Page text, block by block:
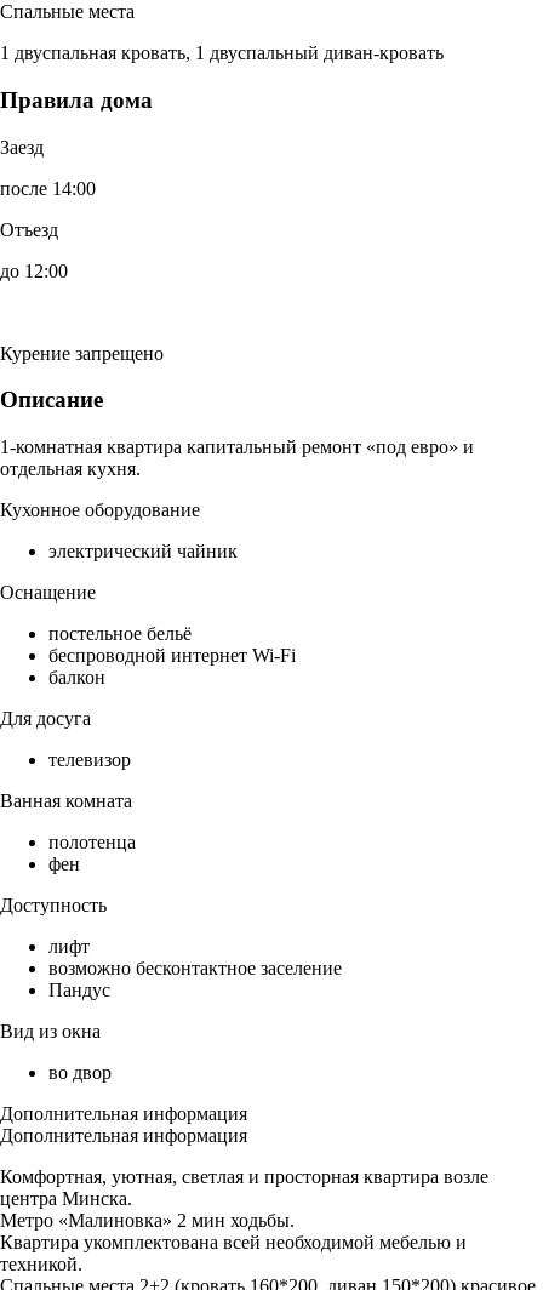
Спальные места
1 двуспальная кровать, 1 двуспальный диван-кровать
Правила дома
Заезд
после 14:00
Отъезд
до 12:00
Курение запрещено
Описание
1-комнатная квартира капитальный ремонт «под евро» и
отдельная кухня.
Кухонное оборудование
электрический чайник
Оснащение
постельное бельё
беспроводной интернет Wi-Fi
балкон
Для досуга
телевизор
Ванная комната
полотенца
фен
Доступность
лифт
возможно бесконтактное заселение
Пандус
Вид из окна
во двор
Дополнительная информация
Дополнительная информация
Комфортная, уютная, светлая и просторная квартира возле
центра Минска.
Метро «Малиновка» 2 мин ходьбы.
Квартира укомплектована всей необходимой мебелью и
техникой.
Спальные места 2+2 (кровать 160*200, диван 150*200) красивое